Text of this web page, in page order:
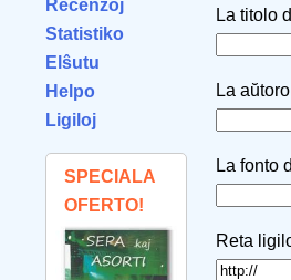
Recenzoj
Statistiko
Elŝutu
Helpo
Ligiloj
SPECIALA
OFERTO!
La titolo
La
La fonto
Reta